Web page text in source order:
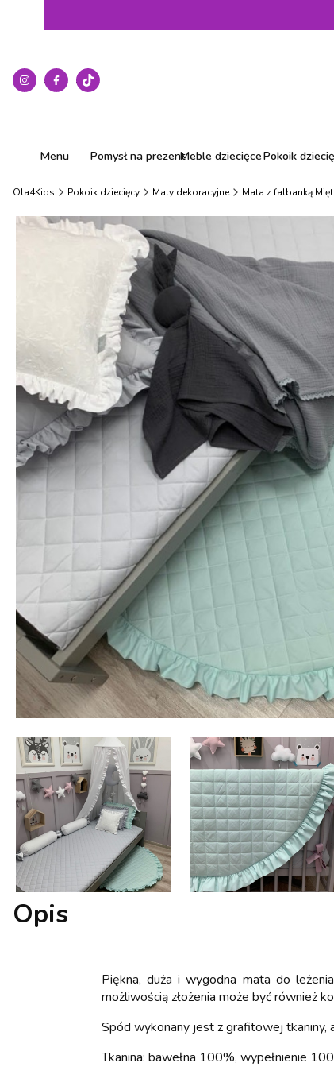
Menu Pomysł na prezentMeble dziecięcePokoik
Ola4Kids Pokoik dziecięcy Maty dekoracyjne Mata z falbanką
Opis
Piękna, duża i wygodna mata do
możliwością złożenia może być również
Spód wykonany jest z grafitowej tkaniny,
Tkanina: bawełna 100%, wypełnienie